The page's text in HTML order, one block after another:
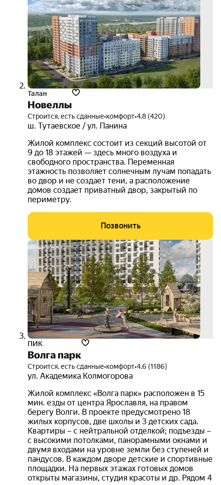
Талан
Новеллы
Строится, есть сданные•комфорт•4.8 (420)
ш. Тутаевское / ул. Панина
Жилой комплекс состоит из секций высотой от
9 до 18 этажей — здесь много воздуха и
свободного пространства. Переменная
этажность позволяет солнечным лучам попадать
во двор и не создает тени, а расположение
домов создает приватный двор, закрытый по
периметру.
Позвонить
ПИК
Волга парк
Строится, есть сданные•комфорт•4.6 (1186)
ул. Академика Колмогорова
Жилой комплекс «Волга парк» расположен в 15
мин. езды от центра Ярославля, на правом
берегу Волги. В проекте предусмотрено 18
жилых корпусов, две школы и 3 детских сада.
Квартиры – с нейтральной отделкой; подъезды –
с высокими потолками, панорамными окнами и
двумя входами на уровне земли без ступеней и
пандусов. В каждом дворе детские и спортивные
площадки. На первых этажах готовых домов
открыты магазины, студия красоты и др. Рядом 4